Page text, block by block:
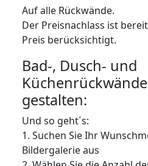
Auf alle Rückwände.
Der Preisnachlass ist
Preis berücksichtigt.
Bad-, Dusch- und
gestalten:
Und so geht´s:
1. Suchen Sie Ihr
Bildergalerie aus